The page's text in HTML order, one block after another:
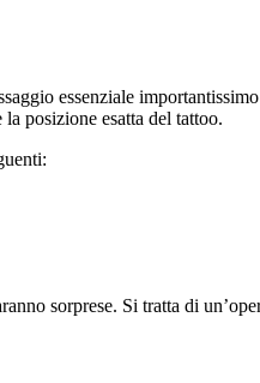
essenziale
posizione esatta del tattoo.
sorprese. Si tratta di